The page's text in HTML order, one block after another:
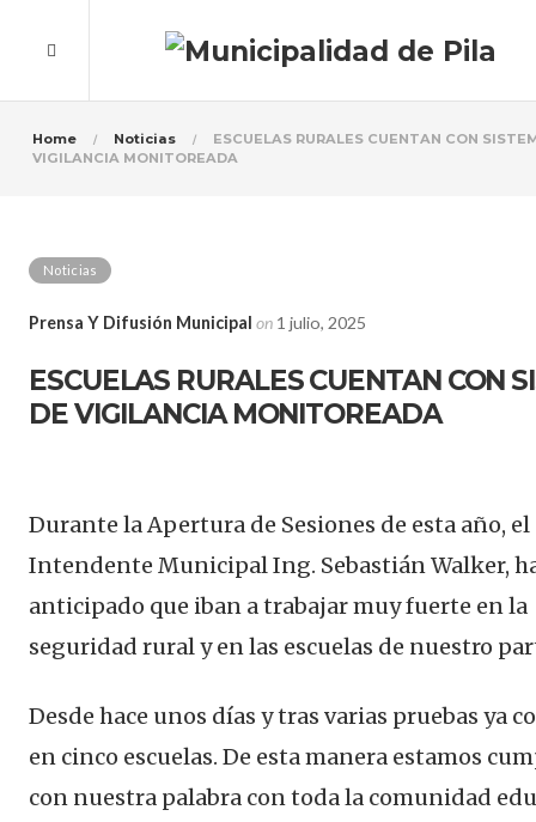
Home Noticias
ESCUELAS RURALES CUENTAN CON
VIGILANCIA MONITOREADA
Noticias
Prensa Y Difusión Municipal on 1 julio, 2025
ESCUELAS RURALES CUENTAN CON
DE VIGILANCIA MONITOREADA
Durante la Apertura de Sesiones de esta año, el
Intendente Municipal Ing. Sebastián Walker,
anticipado que iban a trabajar muy fuerte en la
seguridad rural y en las escuelas de nuestro
Desde hace unos días y tras varias pruebas ya
en cinco escuelas. De esta manera estamos
con nuestra palabra con toda la comunidad